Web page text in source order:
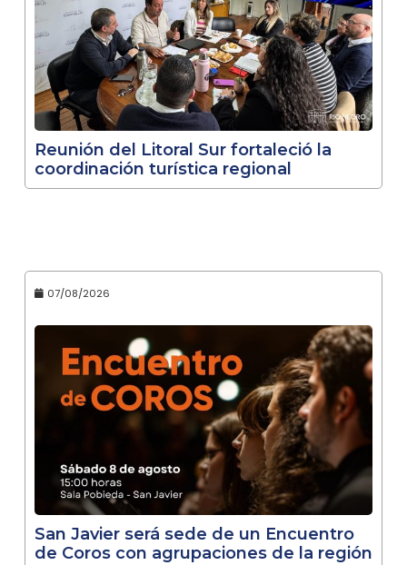
Reunión del Litoral Sur fortaleció la
coordinación turística regional
07/08/2026
San Javier será sede de un Encuentro
de Coros con agrupaciones de la región